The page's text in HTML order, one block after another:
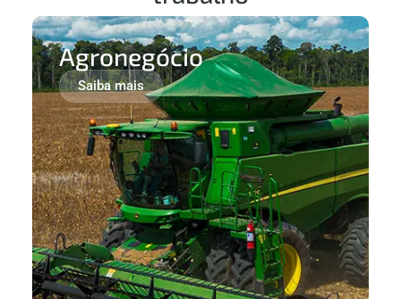
Agronegócio
Saiba mais